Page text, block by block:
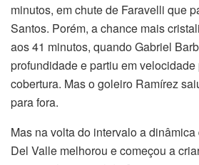
minutos, em chute de Faravelli que
Santos. Porém, a chance mais
aos 41 minutos, quando Gabriel
profundidade e partiu em velocidade
cobertura. Mas o goleiro Ramírez
para fora.
Mas na volta do intervalo a
Del Valle melhorou e começou a